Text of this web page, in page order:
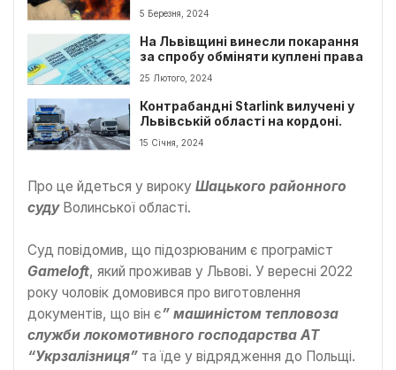
5 Березня, 2024
На Львівщині винесли покарання
за спробу обміняти куплені права
25 Лютого, 2024
Контрабандні Starlink вилучені у
Львівській області на кордоні.
15 Січня, 2024
Про це йдеться у вироку Шацького районного
суду Волинської області.
Суд повідомив, що підозрюваним є програміст
Gameloft, який проживав у Львові. У вересні 2022
року чоловік домовився про виготовлення
документів, що він є” машиністом тепловоза
служби локомотивного господарства АТ
“Укрзалізниця” та їде у відрядження до Польщі.